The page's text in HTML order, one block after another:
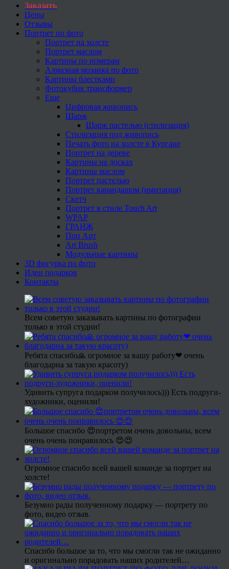
Заказать
Цены
Отзывы
Портрет по фото
Портрет на холсте
Портрет маслом
Картины по номерам
Алмазная мозаика по фото
Картины блестками
Фотокубик трансформер
Еще
Цифровая живопись
Шарж
Шарж пастелью (стилизация)
Стилизация под живопись
Печать фото на холсте в Кургане
Портрет на дереве
Картины на досках
Картины маслом
Портрет пастелью
Портрет карандашом (имитация)
Скетч
Портрет в стиле Touch Art
WPAP
ГРАНЖ
Поп Арт
Art Brush
Модульные картины
3D фигурка по фото
Идеи подарков
Контакты
Всем советую заказывать картины по фотографии
только в этой студии!
Ребята спасибо🙏 огромное за вашу работу❤ очень
благодарна за такую красоту)
Удивить супруга подарком получилось))) Есть подруги-
художники, оценили!
Большое спасибо 😍портретом очень довольны, всем
очень очень понравилось 😍😍
Огромное спасибо всей вашей команде за портрет на
холсте!
Безумно рады полученному подарку — портрету по
фото, видео отзыв.
Спасибо большое за то, что мы смогли так не ожиданно
и оригинально порадовать наших родителей…